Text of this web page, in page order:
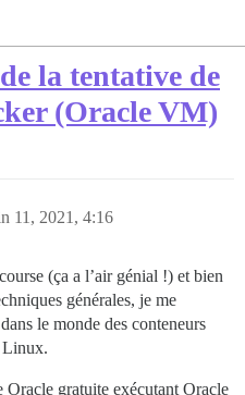
la tentative de
(Oracle VM)
11, 2021, 4:16
(ça a l’air génial !) et bien
générales, je me
le monde des conteneurs
Linux.
Oracle gratuite exécutant Oracle